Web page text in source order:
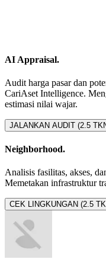
AI Appraisal.
Audit harga pasar dan
CariAset Intelligence.
estimasi nilai wajar.
JALANKAN AUDIT (2.5
Neighborhood.
Analisis fasilitas, akses,
Memetakan infrastruktur
CEK LINGKUNGAN (2.5